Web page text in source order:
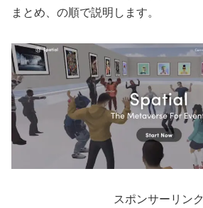
まとめ、の順で説明します。
スポンサーリンク